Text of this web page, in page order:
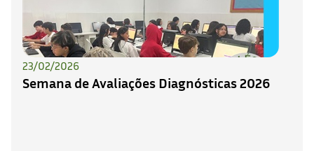
23/02/2026
Semana de Avaliações Diagnósticas 2026